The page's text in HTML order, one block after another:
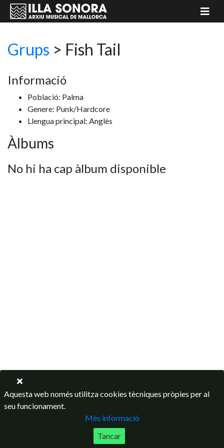
Grups > Fish Tail
Informació
Població: Palma
Genere: Punk/Hardcore
Llengua principal: Anglès
Àlbums
No hi ha cap àlbum disponible
Aquesta web només utilitza cookies tècniques pròpies per al
seu funcionament.
Més informació
Tancar